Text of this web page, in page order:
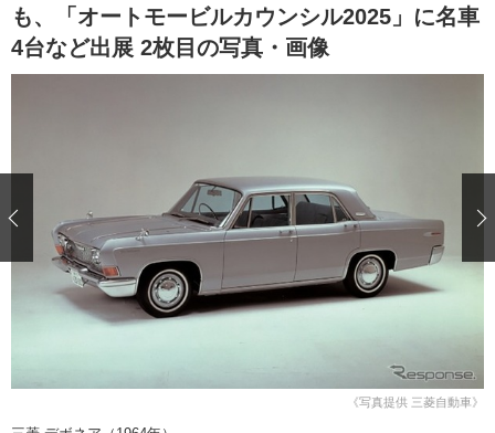
中国 四国
ショップレポート 愛車 File
自動車豆知識 ストップ！不具合修理＆粗悪修理
鈑金・塗装
ディテイリング 洗車
ヘッドライト磨き コーティング
鈑金・塗装
小キズ直し 防錆
特集記事
ショップレポート プロショップ検索
レストア
も、「オートモービルカウンシル2025」に名車
4台など出展 2枚目の写真・画像
《写真提供 三菱自動車》